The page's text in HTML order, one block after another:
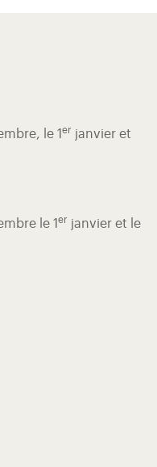
le 1 er janvier et
le 1 er janvier et le